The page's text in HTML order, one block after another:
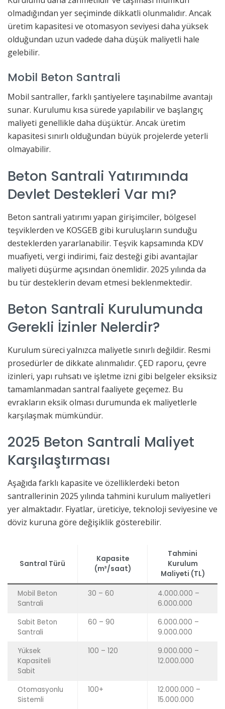
olmadığından yer seçiminde dikkatli olunmalıdır. Ancak
üretim kapasitesi ve otomasyon seviyesi daha yüksek
olduğundan uzun vadede daha düşük maliyetli hale
gelebilir.
Mobil Beton Santrali
Mobil santraller, farklı şantiyelere taşınabilme avantajı
sunar. Kurulumu kısa sürede yapılabilir ve başlangıç
maliyeti genellikle daha düşüktür. Ancak üretim
kapasitesi sınırlı olduğundan büyük projelerde yeterli
olmayabilir.
Beton Santrali Yatırımında
Devlet Destekleri Var mı?
Beton santrali yatırımı yapan girişimciler, bölgesel
teşviklerden ve KOSGEB gibi kuruluşların sunduğu
desteklerden yararlanabilir. Teşvik kapsamında KDV
muafiyeti, vergi indirimi, faiz desteği gibi avantajlar
maliyeti düşürme açısından önemlidir. 2025 yılında da
bu tür desteklerin devam etmesi beklenmektedir.
Beton Santrali Kurulumunda
Gerekli İzinler Nelerdir?
Kurulum süreci yalnızca maliyetle sınırlı değildir. Resmi
prosedürler de dikkate alınmalıdır. ÇED raporu, çevre
izinleri, yapı ruhsatı ve işletme izni gibi belgeler eksiksiz
tamamlanmadan santral faaliyete geçemez. Bu
evrakların eksik olması durumunda ek maliyetlerle
karşılaşmak mümkündür.
2025 Beton Santrali Maliyet
Karşılaştırması
Aşağıda farklı kapasite ve özelliklerdeki beton
santrallerinin 2025 yılında tahmini kurulum maliyetleri
yer almaktadır. Fiyatlar, üreticiye, teknoloji seviyesine ve
döviz kuruna göre değişiklik gösterebilir.
Santral Türü
Kapasite
(m³/saat)
Tahmini
Kurulum
Maliyeti (TL)
Mobil Beton
Santrali
30 – 60
4.000.000 –
6.000.000
Sabit Beton
Santrali
60 – 90
6.000.000 –
9.000.000
Yüksek
Kapasiteli
Sabit
100 – 120
9.000.000 –
12.000.000
Otomasyonlu
Sistemli
100+
12.000.000 –
15.000.000